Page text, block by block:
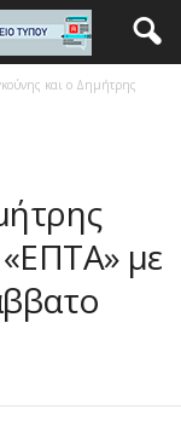
και ο Δημήτρης
με